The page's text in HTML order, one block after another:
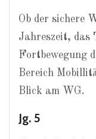
Ob der sichere
Jahreszeit, das
Fortbewegung
Bereich
Blick am WG.
Jg. 5